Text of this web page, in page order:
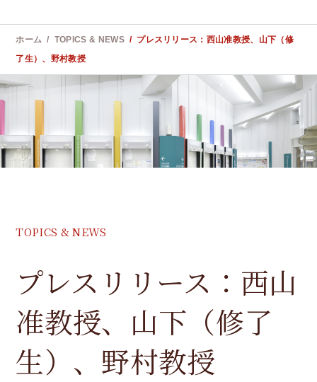
ユニークな教育制度
お知らせ
教授
研究室紹介
就職情報
入学方法
ホーム TOPICS & NEWS
プレスリリース：西山准教授、山下（修
了生）、野村教授
TOPICS & NEWS
プレスリリース：西山
准教授、山下（修了
生）、野村教授